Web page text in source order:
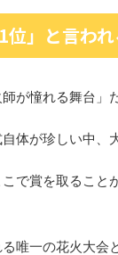
」と言われ
が憧れる舞台」
体が珍しい中、
で賞を取ること
唯一の花火大会